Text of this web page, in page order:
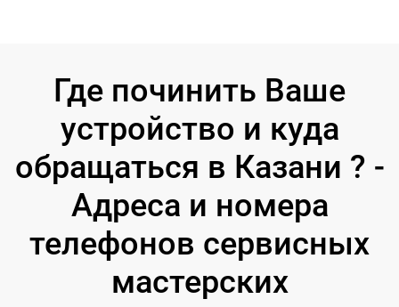
Где починить Ваше
устройство и куда
обращаться в Казани ? -
Адреса и номера
телефонов сервисных
мастерских